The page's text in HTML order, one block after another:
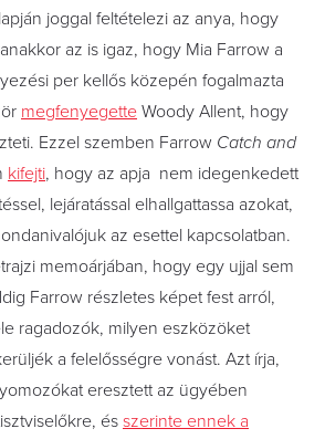
joggal feltételezi az anya, hogy
az is igaz, hogy Mia Farrow a
per kellős közepén fogalmazta
megfenyegette Woody Allent, hogy
Ezzel szemben Farrow Catch and
kifejti, hogy az apja nem idegenkedett
lejáratással elhallgattassa azokat,
az esettel kapcsolatban.
memoárjában, hogy egy ujjal sem
Farrow részletes képet fest arról,
ragadozók, milyen eszközöket
a felelősségre vonást. Azt írja,
eresztett az ügyében
és szerinte ennek a